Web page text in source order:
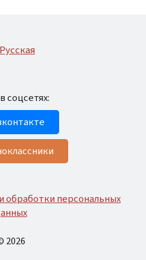
соцсетях:
2026
обработки персональных